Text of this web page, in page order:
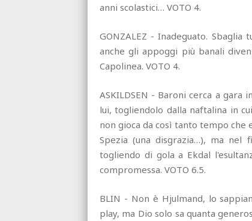
anni scolastici… VOTO 4.
GONZALEZ - Inadeguato.
anche gli appoggi più banali
Capolinea. VOTO 4.
ASKILDSEN - Baroni cerca a
lui, togliendolo dalla naftalina in
non gioca da così tanto tempo che
Spezia (una disgrazia…), ma nel
togliendo di gola a Ekdal
compromessa. VOTO 6.5.
BLIN - Non è Hjulmand, lo
play, ma Dio solo sa quanta